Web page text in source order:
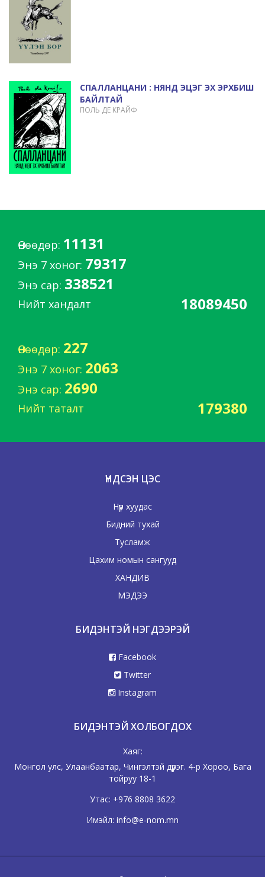
СПАЛЛАНЦАНИ : НЯНД ЭЦЭГ ЭХ ЭРХБИШ
БАЙЛТАЙ
ПОЛЬ ДЕ КРАЙФ
Өнөөдөр: 11131
Энэ 7 хоног: 79317
Энэ сар: 338521
Нийт хандалт 18089450
Өнөөдөр: 227
Энэ 7 хоног: 2063
Энэ сар: 2690
Нийт таталт 179380
ҮНДСЭН ЦЭС
Нүүр хуудас
Бидний тухай
Тусламж
Цахим номын сангууд
ХАНДИВ
МЭДЭЭ
БИДЭНТЭЙ НЭГДЭЭРЭЙ
Facebook
Twitter
Instagram
БИДЭНТЭЙ ХОЛБОГДОХ
Хаяг:
Монгол улс, Улаанбаатар, Чингэлтэй дүүрэг. 4-р Хороо, Бага
тойруу 18-1
Утас: +976 8808 3622
Имэйл: info@e-nom.mn